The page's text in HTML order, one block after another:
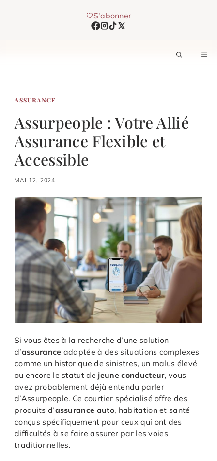
S'abonner
ASSURANCE
Assurpeople : Votre Allié
Assurance Flexible et
Accessible
MAI 12, 2024
Si vous êtes à la recherche d’une solution
d’assurance adaptée à des situations complexes
comme un historique de sinistres, un malus élevé
ou encore le statut de jeune conducteur, vous
avez probablement déjà entendu parler
d’Assurpeople. Ce courtier spécialisé offre des
produits d’assurance auto, habitation et santé
conçus spécifiquement pour ceux qui ont des
difficultés à se faire assurer par les voies
traditionnelles.